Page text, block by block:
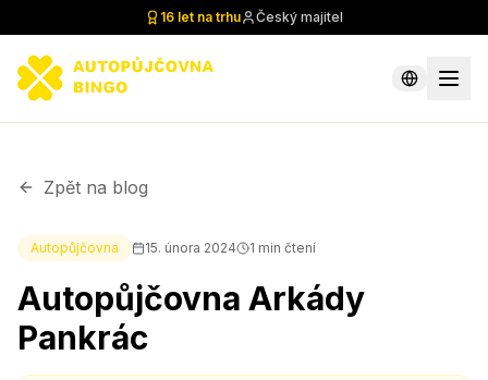
16 let na trhu Český majitel
Zpět na blog
Autopůjčovna 15. února 2024 1 min čtení
Autopůjčovna Arkády
Pankrác